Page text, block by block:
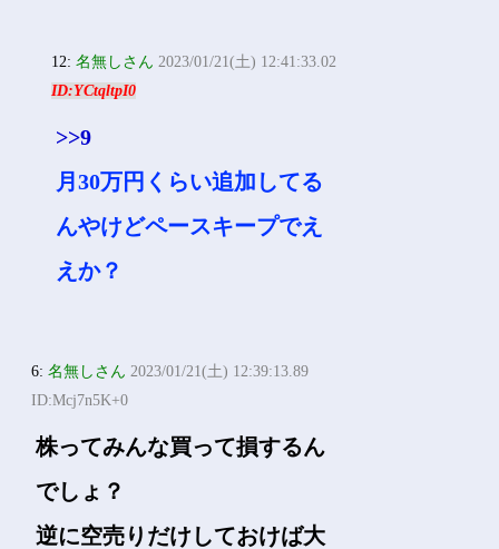
12:名無しさん 2023/01/21(土) 12:41:33.02
ID:YCtqltpI0
>>9
月30万円くらい追加してる
んやけどペースキープでえ
えか？
6:名無しさん 2023/01/21(土) 12:39:13.89
ID:Mcj7n5K+0
株ってみんな買って損するん
でしょ？
逆に空売りだけしておけば大